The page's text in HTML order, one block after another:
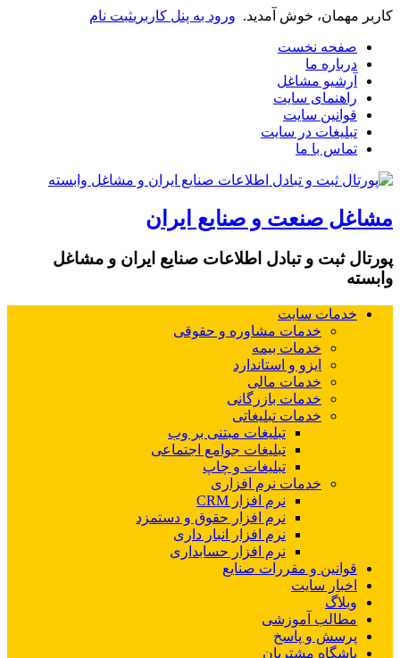
کاربر مهمان، خوش آمدید. ورود به پنل کاربریثبت نام
صفحه نخست
درباره ما
آرشیو مشاغل
راهنمای سایت
قوانین سایت
تبلیغات در سایت
تماس با ما
مشاغل صنعت و صنایع ایران
پورتال ثبت و تبادل اطلاعات صنایع ایران و مشاغل
وابسته
خدمات سایت
خدمات مشاوره و حقوقی
خدمات بیمه
ایزو و استاندارد
خدمات مالی
خدمات بازرگانی
خدمات تبلیغاتی
تبلیغات مبتنی بر وب
تبلیغات جوامع اجتماعی
تبلیغات و چاپ
خدمات نرم افزاری
نرم افزار CRM
نرم افزار حقوق و دستمزد
نرم افزار انبار داری
نرم افزار حسابداری
قوانین و مقررات صنایع
اخبار سایت
وبلاگ
مطالب آموزشی
پرسش و پاسخ
باشگاه مشتریان